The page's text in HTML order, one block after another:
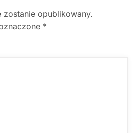
zostanie opublikowany.
*